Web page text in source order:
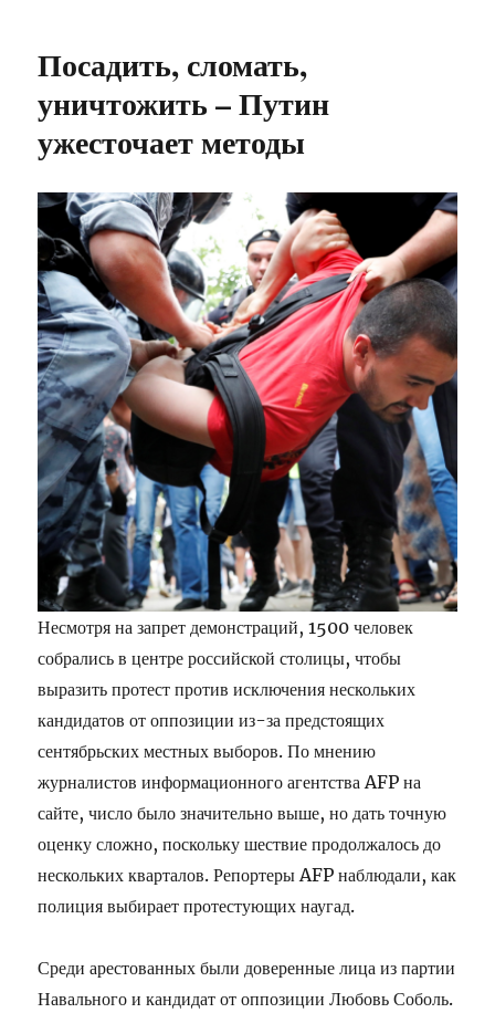
Посадить, сломать,
уничтожить – Путин
ужесточает методы
Несмотря на запрет демонстраций, 1500 человек
собрались в центре российской столицы, чтобы
выразить протест против исключения нескольких
кандидатов от оппозиции из-за предстоящих
сентябрьских местных выборов. По мнению
журналистов информационного агентства AFP на
сайте, число было значительно выше, но дать точную
оценку сложно, поскольку шествие продолжалось до
нескольких кварталов. Репортеры AFP наблюдали, как
полиция выбирает протестующих наугад.
Среди арестованных были доверенные лица из партии
Навального и кандидат от оппозиции Любовь Соболь.